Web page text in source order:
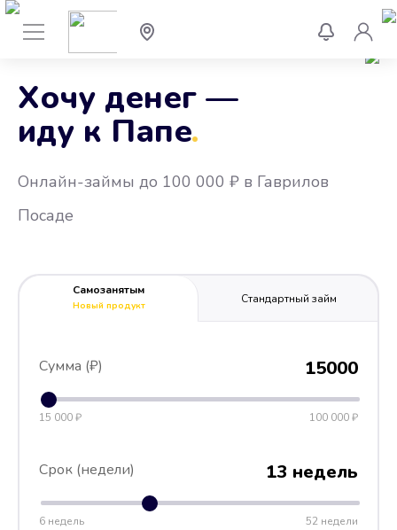
Хочу денег —
иду к Папе
.
Онлайн-займы до 100 000 ₽ в Гаврилов
Посаде
Самозанятым
Новый продукт
Стандартный займ
Сумма (₽) 15000
15 000 ₽ 100 000 ₽
Срок (недели) 13 недель
6 недель 52 недели